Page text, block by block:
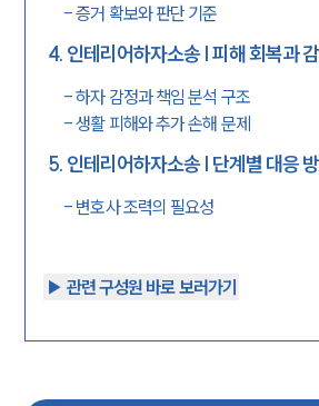
-증거 확보와 판단 기준
4. 인테리어하자소송 | 피해 회복과
-하자 감정과 책임 분석 구조
-생활 피해와 추가 손해 문제
5. 인테리어하자소송 | 단계별 대응
- 변호사 조력의 필요성
▶︎ 관련 구성원 바로 보러가기